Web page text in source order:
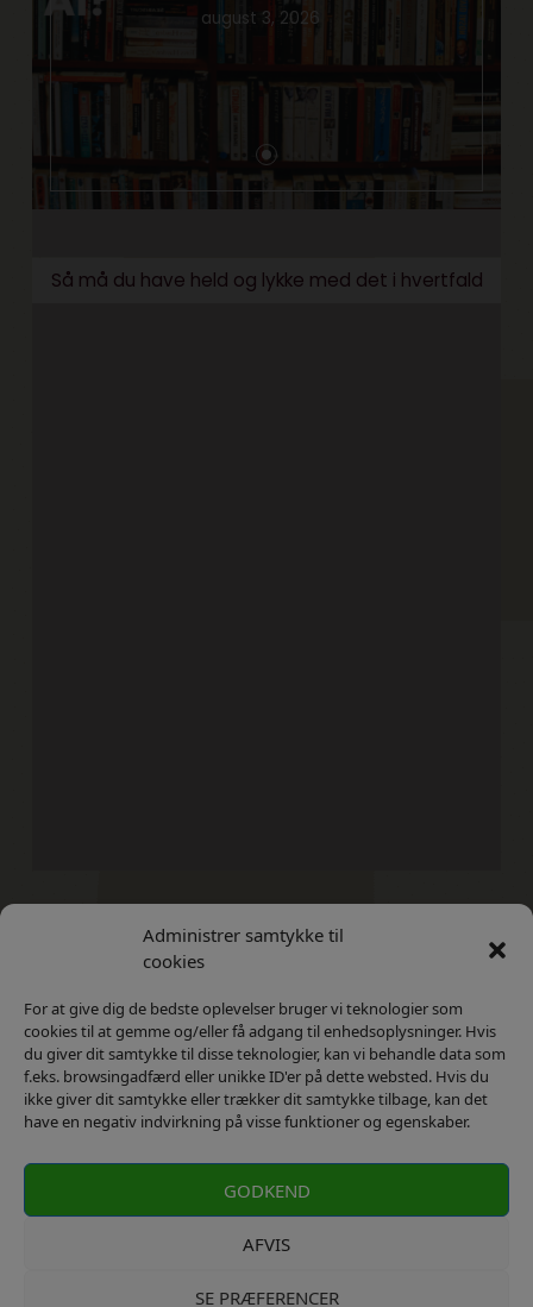
Administrer samtykke til
cookies
For at give dig de bedste oplevelser bruger vi teknologier som
cookies til at gemme og/eller få adgang til enhedsoplysninger. Hvis
du giver dit samtykke til disse teknologier, kan vi behandle data som
f.eks. browsingadfærd eller unikke ID'er på dette websted. Hvis du
ikke giver dit samtykke eller trækker dit samtykke tilbage, kan det
have en negativ indvirkning på visse funktioner og egenskaber.
GODKEND
AFVIS
SE PRÆFERENCER
august 3, 2026
Så må du have held og lykke med det i hvertfald
Kontakt